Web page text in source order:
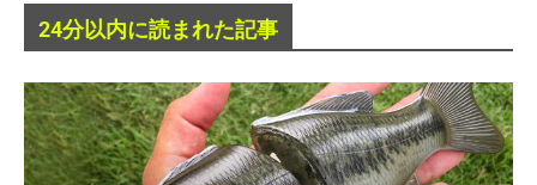
24分以内に読まれた記事